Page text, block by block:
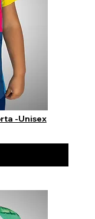
-Unisex